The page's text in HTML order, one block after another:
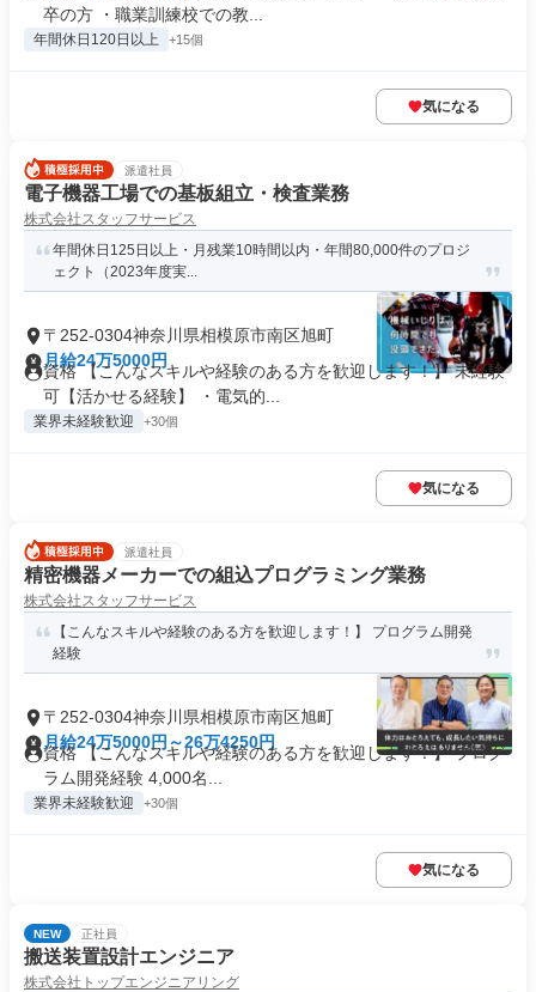
卒の方 ・職業訓練校での教...
年間休日120日以上 +15個
気になる
派遣社員
電子機器工場での基板組立・検査業務
株式会社スタッフサービス
年間休日125日以上・月残業10時間以内・年間80,000件のプロジ
ェクト（2023年度実...
〒252-0304神奈川県相模原市南区旭町
月給24万5000円
資格 【こんなスキルや経験のある方を歓迎します！】 未経験
可【活かせる経験】 ・電気的...
業界未経験歓迎 +30個
気になる
派遣社員
精密機器メーカーでの組込プログラミング業務
株式会社スタッフサービス
【こんなスキルや経験のある方を歓迎します！】 プログラム開発
経験
〒252-0304神奈川県相模原市南区旭町
月給24万5000円～26万4250円
資格 【こんなスキルや経験のある方を歓迎します！】 プログ
ラム開発経験 4,000名...
業界未経験歓迎 +30個
気になる
NEW 正社員
搬送装置設計エンジニア
株式会社トップエンジニアリング